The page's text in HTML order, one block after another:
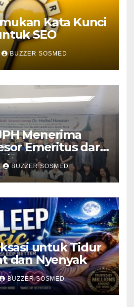
Kata Kunci
SEO
BUZZER SOSMED
Menerima
Emeritus dari
Busan Korsel
BUZZER SOSMED
untuk Tidur
dan Nyenyak
BUZZER SOSMED